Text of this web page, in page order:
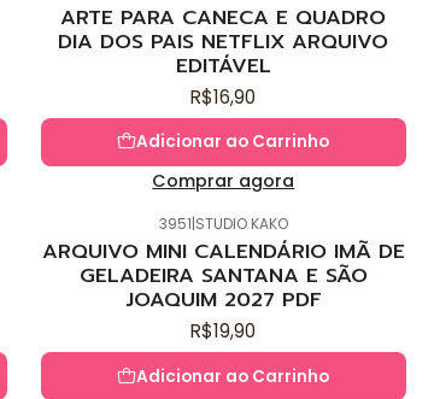
ARTE PARA CANECA E QUADRO
DIA DOS PAIS NETFLIX ARQUIVO
EDITÁVEL
R$16,90
Adicionar ao Carrinho
Comprar agora
3951|STUDIO KAKO
ARQUIVO MINI CALENDÁRIO IMÃ DE
GELADEIRA SANTANA E SÃO
JOAQUIM 2027 PDF
R$19,90
Adicionar ao Carrinho